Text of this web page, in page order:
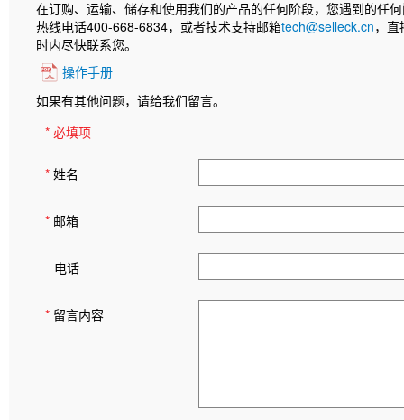
在订购、运输、储存和使用我们的产品的任何阶段，您遇到的任
热线电话400-668-6834，或者技术支持邮箱tech@selleck.cn，
时内尽快联系您。
操作手册
如果有其他问题，请给我们留言。
* 必填项
* 姓名
* 邮箱
电话
* 留言内容